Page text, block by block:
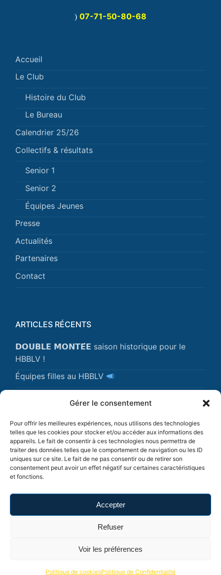
Gérer le consentement
Pour offrir les meilleures expériences, nous utilisons des technologies
telles que les cookies pour stocker et/ou accéder aux informations des
appareils. Le fait de consentir à ces technologies nous permettra de
traiter des données telles que le comportement de navigation ou les ID
uniques sur ce site. Le fait de ne pas consentir ou de retirer son
consentement peut avoir un effet négatif sur certaines caractéristiques
et fonctions.
Accepter
Refuser
Voir les préférences
Politique de cookiesPolitique de Confidentialité
) 07-71-50-80-68
Accueil
Le Club
Histoire du Club
Le Bureau
Calendrier 25/26
Collectifs & résultats
Senior 1
Senior 2
Équipes Jeunes
Presse
Actualités
Partenaires
Contact
ARTICLES RÉCENTS
𝗗𝗢𝗨𝗕𝗟𝗘 𝗠𝗢𝗡𝗧𝗘́𝗘 saison historique pour le
HBBLV !
Équipes filles au HBBLV
© 2026 Hand Ball Club de Bourg-Lès-Valence HBBLV
Création du site :ITP Consult|Jus2Pom Studio.
Politique de Confidentialité
Mentions légales